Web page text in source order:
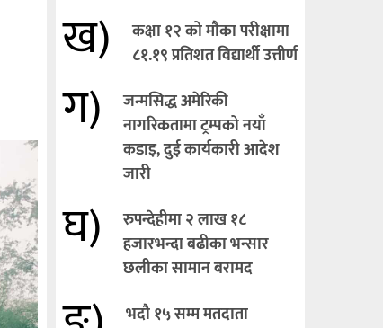
ख)
कक्षा १२ को मौका परीक्षामा
८१.१९ प्रतिशत विद्यार्थी उत्तीर्ण
ग)
जन्मसिद्ध अमेरिकी
नागरिकतामा ट्रम्पको नयाँ
कडाइ, दुई कार्यकारी आदेश
जारी
घ)
रुपन्देहीमा २ लाख १८
हजारभन्दा बढीका भन्सार
छलीका सामान बरामद
भदौ १५ सम्म मतदाता